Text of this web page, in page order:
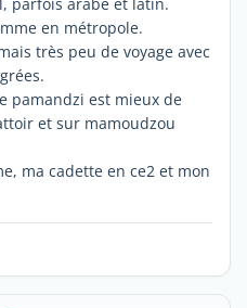
en métropole.
très peu de voyage avec
pamandzi est mieux de
et sur mamoudzou
ma cadette en ce2 et mon